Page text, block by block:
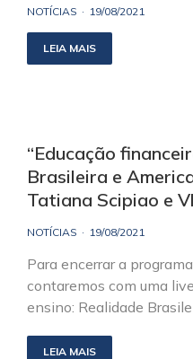
NOTÍCIAS 19/08/2021
LEIA MAIS
“Educação
Brasileira e
Tatiana Scipiao e
NOTÍCIAS 19/08/2021
Para encerrar a
contaremos com uma
ensino: Realidade
LEIA MAIS